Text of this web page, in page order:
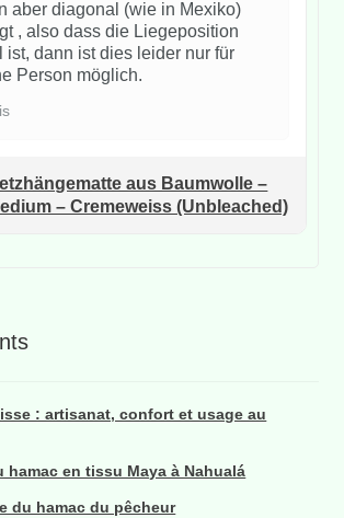
aber diagonal (wie in Mexiko)
, also dass die Liegeposition
ist, dann ist dies leider nur für
Person möglich.
aus Baumwolle –
– Cremeweiss (Unbleached)
: artisanat, confort et usage au
hamac en tissu Maya à Nahualá
du hamac du pêcheur